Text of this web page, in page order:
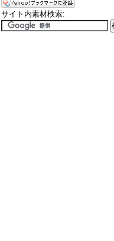
サイト内素材検索: